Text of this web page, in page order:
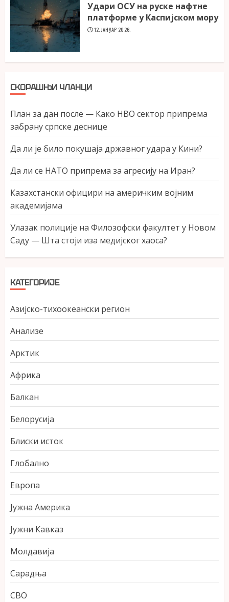
Удари ОСУ на руске нафтне
платформе у Каспијском мору
12. ЈАНУАР 2026.
СКОРАШЊИ ЧЛАНЦИ
План за дан после — Како НВО сектор припрема
забрану српске деснице
Да ли је било покушаја државног удара у Кини?
Да ли се НАТО припрема за агресију на Иран?
Казахстански официри на америчким војним
академијама
Улазак полиције на Филозофски факултет у Новом
Саду — Шта стоји иза медијског хаоса?
КАТЕГОРИЈЕ
Азијско-тихоокеански регион
Анализе
Арктик
Африка
Балкан
Белорусија
Блиски исток
Глобално
Европа
Јужна Америка
Јужни Кавказ
Молдавија
Сарадња
СВО